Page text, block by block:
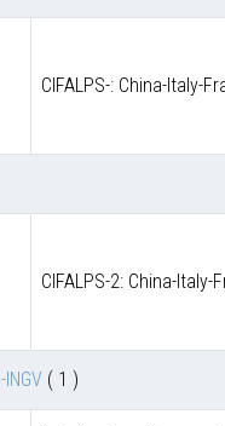
CIFALPS-: China-Italy-
CIFALPS-2: China-
( 1 )